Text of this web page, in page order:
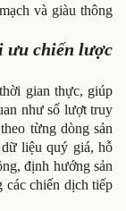
và giàu thông
ưu chiến lược
gian thực, giúp
như số lượt truy
từng dòng sản
liệu quý giá, hỗ
định hướng sản
các chiến dịch tiếp